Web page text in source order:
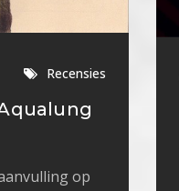
Recensies
op